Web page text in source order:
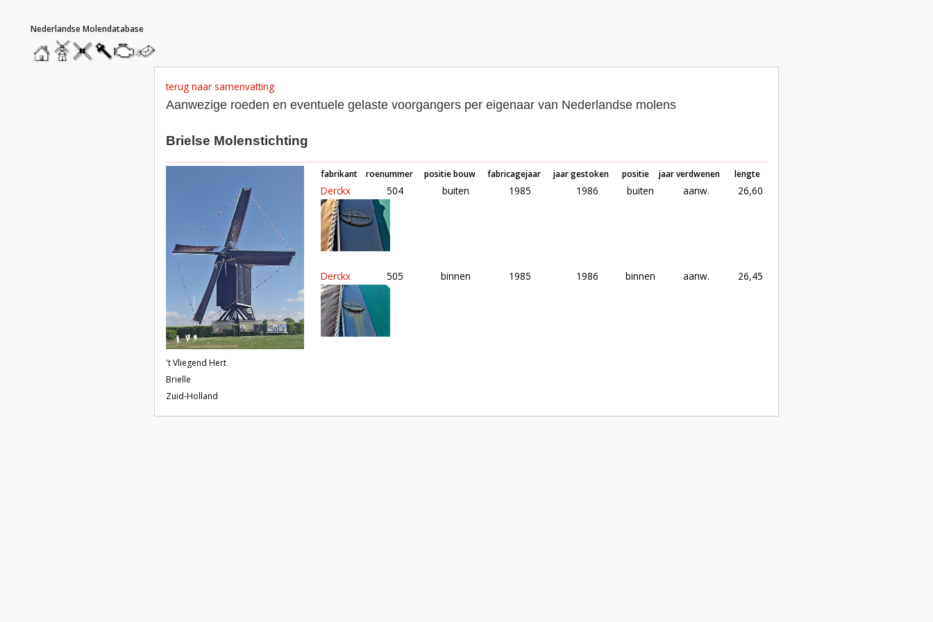
hoofdmenu
homemolendatabase
roedendatabase
assendatabase
motorendatabase
stuur
een
terug naar samenvatting
Aanwezige roeden en eventuele gelaste voorgangers per eigenaar van Nederlandse molens
Brielse Molenstichting
't Vliegend Hert
Brielle
Zuid-Holland
fabrikant roenummer positie bouw fabricagejaar jaar gestoken positie jaar verdwenen lengte
Derckx 504 buiten 1985 1986 buiten aanw. 26,60
Derckx 505 binnen 1985 1986 binnen aanw. 26,45